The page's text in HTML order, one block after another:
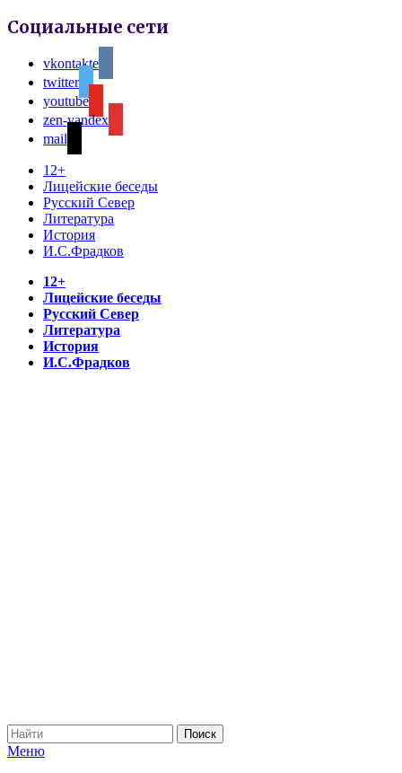
Социальные сети
vkontakte
twitter
youtube
zen-yandex
mail
12+
Лицейские беседы
Русский Север
Литература
История
И.С.Фрадков
12+
Лицейские беседы
Русский Север
Литература
История
И.С.Фрадков
Меню